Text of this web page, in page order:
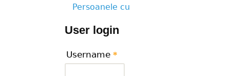
Persoanele cu
User login
Username *